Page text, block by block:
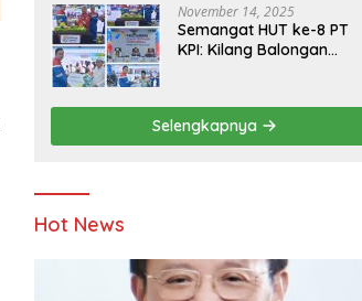
November 14, 2025
Semangat HUT ke-8 PT
KPI: Kilang Balongan
Berbagi Bersama
Penyandang Disabilitas
dan Yayasan Pendidikan
Selengkapnya
Hot News